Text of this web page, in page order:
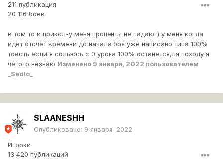
211 публикация
20 116 боёв
в том то и прикол-у меня проценты не падают) у меня когда
идёт отсчёт времени до начала боя уже написано типа 100%
тоесть если я сольюсь с 0 урона 100% останется,ля походу я
чегото незнаю Изменено 9 января, 2022 пользователем
_Sedlo_
SLAANESHH
Опубликовано: 9 января, 2022
Игроки
13 420 публикаций